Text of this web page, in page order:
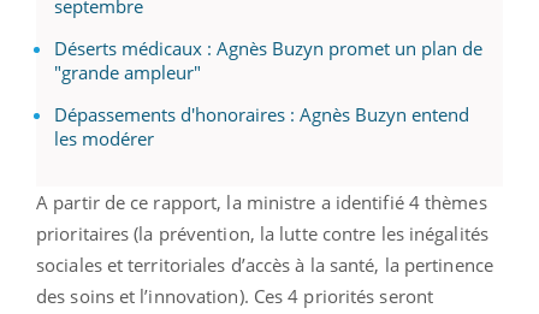
septembre
Déserts médicaux : Agnès Buzyn promet un plan de
"grande ampleur"
Dépassements d'honoraires : Agnès Buzyn entend
les modérer
A partir de ce rapport, la ministre a identifié 4 thèmes
prioritaires (la prévention, la lutte contre les inégalités
sociales et territoriales d’accès à la santé, la pertinence
des soins et l’innovation). Ces 4 priorités seront